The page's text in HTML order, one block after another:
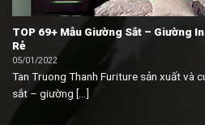
TOP 69+ Mẫu Giường Sắt – Giường
Rẻ
05/01/2022
Tan Truong Thanh Furiture sản xuất và
sắt – giường [...]